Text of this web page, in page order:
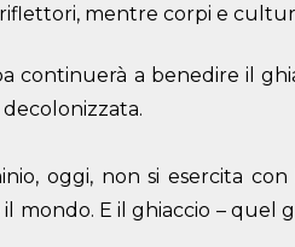
mentre corpi e
continuerà a benedire il
oggi, non si esercita
mondo. E il ghiaccio – quel